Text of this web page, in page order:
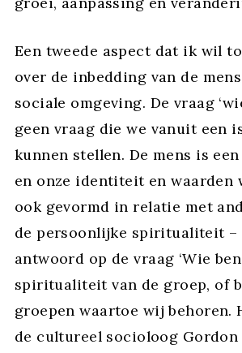
Een tweede aspect dat ik wil
over de inbedding van de
sociale omgeving. De vraag
geen vraag die we vanuit een
kunnen stellen. De mens is
en onze identiteit en waarden
ook gevormd in relatie met
de persoonlijke spiritualiteit –
antwoord op de vraag ‘Wie ben
spiritualiteit van de groep, of
groepen waartoe wij behoren.
de cultureel socioloog